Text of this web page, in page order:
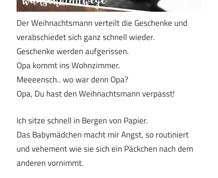
Der Weihnachtsmann verteilt die Geschenke und
verabschiedet sich ganz schnell wieder.
Geschenke werden aufgerissen.
Opa kommt ins Wohnzimmer.
Meeeensch.. wo war denn Opa?
Opa, Du hast den Weihnachtsmann verpasst!
Ich sitze schnell in Bergen von Papier.
Das Babymädchen macht mir Angst, so routiniert
und vehement wie sie sich ein Päckchen nach dem
anderen vornimmt.